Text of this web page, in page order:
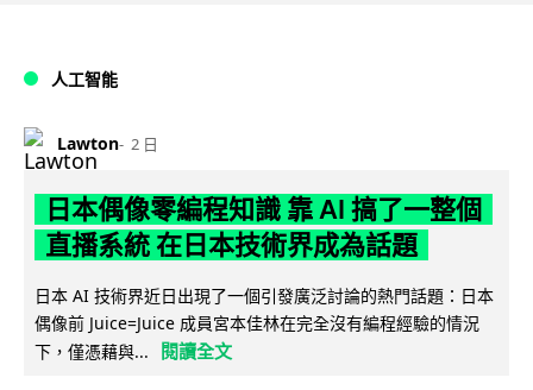
人工智能
Lawton 2 日
日本偶像零編程知識 靠 AI 搞了一整個
直播系統 在日本技術界成為話題
日本 AI 技術界近日出現了一個引發廣泛討論的熱門話題：日本
偶像前 Juice=Juice 成員宮本佳林在完全沒有編程經驗的情況
下，僅憑藉與...
閱讀全文